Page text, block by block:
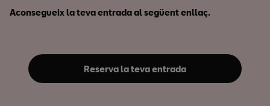
Aconsegueix la teva entrada al següent enllaç.
Reserva la teva entrada